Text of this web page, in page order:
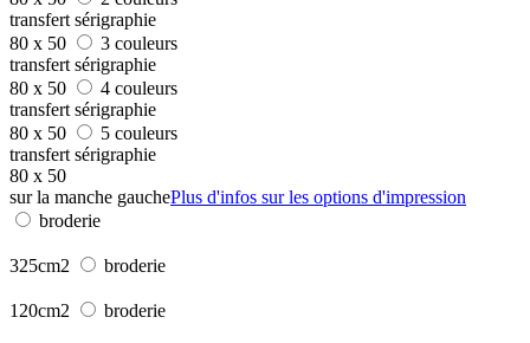
transfert sérigraphie
80 x 50
3 couleurs
transfert sérigraphie
80 x 50
4 couleurs
transfert sérigraphie
80 x 50
5 couleurs
transfert sérigraphie
80 x 50
sur la manche gauchePlus d'infos sur les options d'impression
broderie
325cm2 broderie
120cm2 broderie